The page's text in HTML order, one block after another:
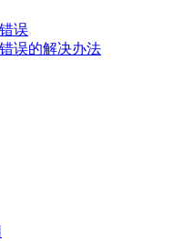
误
误的解决办法